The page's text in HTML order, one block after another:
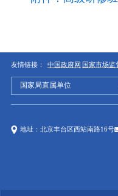
友情链接： 中国政府网 国家市场监
地址：北京丰台区西站南路16号